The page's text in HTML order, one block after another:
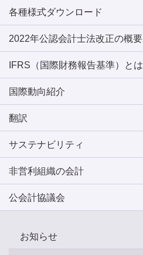
各種様式ダウンロード
2022年公認会計士法改正の概要
IFRS（国際財務報告基準）とは
国際動向紹介
翻訳
サステナビリティ
非営利組織の会計
公会計協議会
お知らせ